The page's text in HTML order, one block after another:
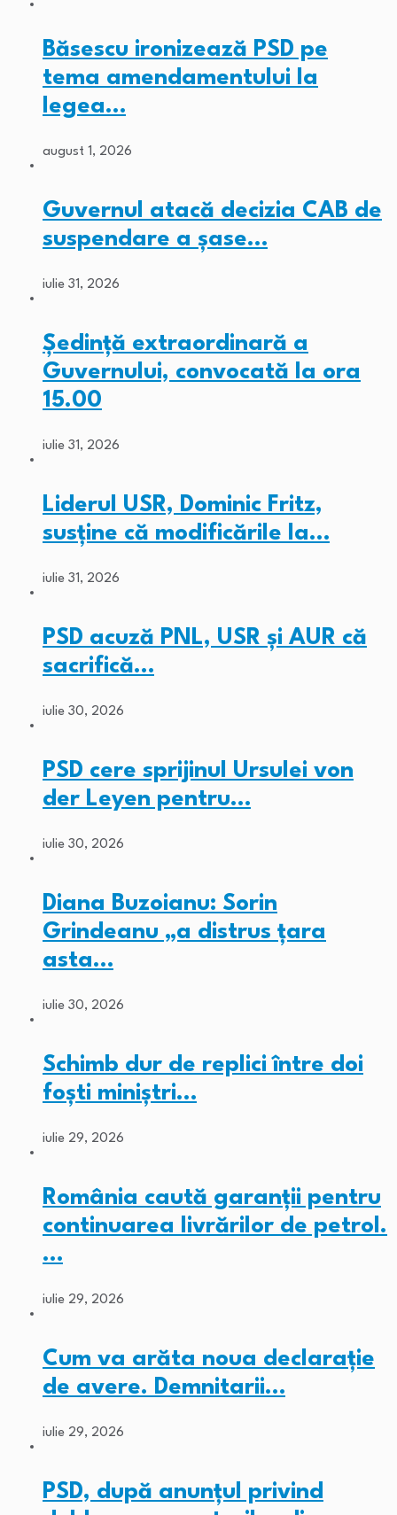
Băsescu ironizează PSD pe
tema amendamentului la
legea…
august 1, 2026
Guvernul atacă decizia CAB de
suspendare a șase…
iulie 31, 2026
Ședință extraordinară a
Guvernului, convocată la ora
15.00
iulie 31, 2026
Liderul USR, Dominic Fritz,
susține că modificările la…
iulie 31, 2026
PSD acuză PNL, USR și AUR că
sacrifică…
iulie 30, 2026
PSD cere sprijinul Ursulei von
der Leyen pentru…
iulie 30, 2026
Diana Buzoianu: Sorin
Grindeanu „a distrus țara
asta…
iulie 30, 2026
Schimb dur de replici între doi
foști miniștri…
iulie 29, 2026
România caută garanții pentru
continuarea livrărilor de petrol.
…
iulie 29, 2026
Cum va arăta noua declarație
de avere. Demnitarii…
iulie 29, 2026
PSD, după anunțul privind